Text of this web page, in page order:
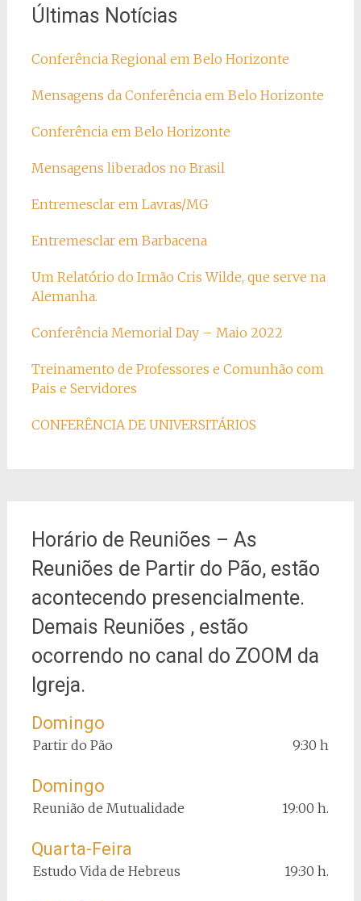
Últimas Notícias
Conferência Regional em Belo Horizonte
Mensagens da Conferência em Belo Horizonte
Conferência em Belo Horizonte
Mensagens liberados no Brasil
Entremesclar em Lavras/MG
Entremesclar em Barbacena
Um Relatório do Irmão Cris Wilde, que serve na
Alemanha.
Conferência Memorial Day – Maio 2022
Treinamento de Professores e Comunhão com
Pais e Servidores
CONFERÊNCIA DE UNIVERSITÁRIOS
Horário de Reuniões – As
Reuniões de Partir do Pão, estão
acontecendo presencialmente.
Demais Reuniões , estão
ocorrendo no canal do ZOOM da
Igreja.
Domingo
Partir do Pão 9:30 h
Domingo
Reunião de Mutualidade 19:00 h.
Quarta-Feira
Estudo Vida de Hebreus 19:30 h.